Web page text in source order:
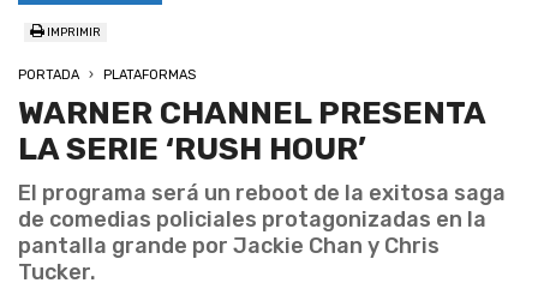
IMPRIMIR
PORTADA PLATAFORMAS
WARNER CHANNEL PRESENTA
LA SERIE ‘RUSH HOUR’
El programa será un reboot de la exitosa saga
de comedias policiales protagonizadas en la
pantalla grande por Jackie Chan y Chris
Tucker.